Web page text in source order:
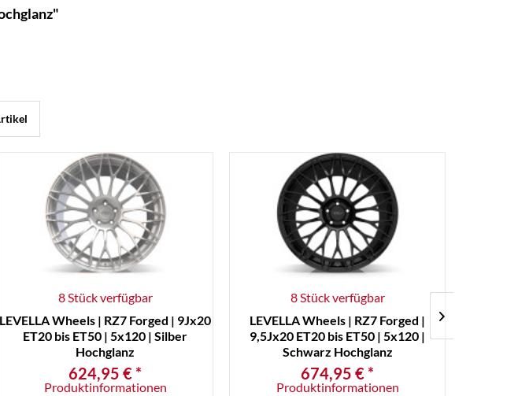
8 Stück verfügbar
LEVELLA Wheels | RZ7 Forged | 9Jx20
ET20 bis ET50 | 5x120 | Silber
Hochglanz
624,95 € *
Produktinformationen
8 Stück verfügbar
LEVELLA Wheels | RZ7 Forged |
9,5Jx20 ET20 bis ET50 | 5x120 |
Schwarz Hochglanz
674,95 € *
Produktinformationen